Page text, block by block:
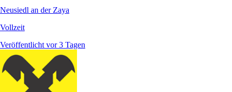
Neusiedl an der Zaya
Vollzeit
Veröffentlicht vor 3 Tagen